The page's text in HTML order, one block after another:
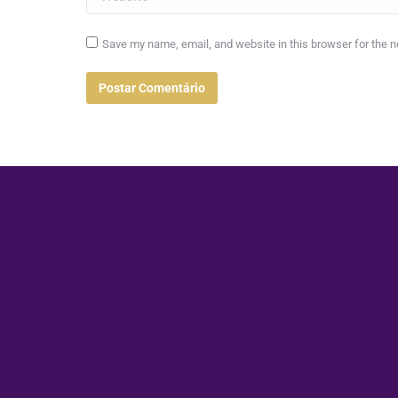
Save my name, email, and website in this browser for the
Postar Comentário